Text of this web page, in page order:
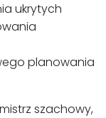
ukrytych
planowania
szachowy,